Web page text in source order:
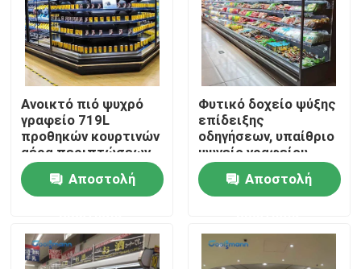
Σπίτι
Βίντεο
Ανοικτό πιό ψυχρό
γραφείο 719L
προθηκών κουρτινών
αέρα περιπτώσεων
επίδειξης
υπεραγορών
φρούτων
Αποστολή
Φυτικό δοχείο ψύξης
επίδειξης
οδηγήσεων, υπαίθριο
ψυγείο γραφείου
εμπόρων φρούτων
Αποστολή